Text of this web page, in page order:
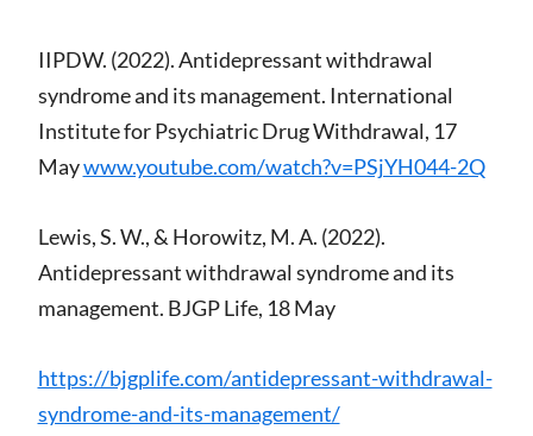
IIPDW. (2022). Antidepressant withdrawal
syndrome and its management. International
Institute for Psychiatric Drug Withdrawal, 17
Maywww.youtube.com/watch?v=PSjYH044-2Q
Lewis, S. W., & Horowitz, M. A. (2022).
Antidepressant withdrawal syndrome and its
management. BJGP Life, 18 May
https://bjgplife.com/antidepressant-withdrawal-
syndrome-and-its-management/